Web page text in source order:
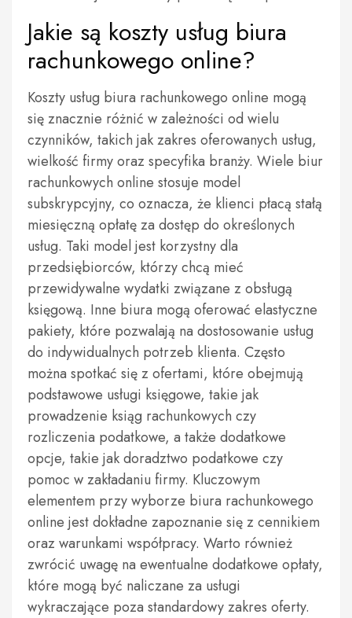
Jakie są koszty usług biura
rachunkowego online?
Koszty usług biura rachunkowego online mogą
się znacznie różnić w zależności od wielu
czynników, takich jak zakres oferowanych usług,
wielkość firmy oraz specyfika branży. Wiele biur
rachunkowych online stosuje model
subskrypcyjny, co oznacza, że klienci płacą stałą
miesięczną opłatę za dostęp do określonych
usług. Taki model jest korzystny dla
przedsiębiorców, którzy chcą mieć
przewidywalne wydatki związane z obsługą
księgową. Inne biura mogą oferować elastyczne
pakiety, które pozwalają na dostosowanie usług
do indywidualnych potrzeb klienta. Często
można spotkać się z ofertami, które obejmują
podstawowe usługi księgowe, takie jak
prowadzenie ksiąg rachunkowych czy
rozliczenia podatkowe, a także dodatkowe
opcje, takie jak doradztwo podatkowe czy
pomoc w zakładaniu firmy. Kluczowym
elementem przy wyborze biura rachunkowego
online jest dokładne zapoznanie się z cennikiem
oraz warunkami współpracy. Warto również
zwrócić uwagę na ewentualne dodatkowe opłaty,
które mogą być naliczane za usługi
wykraczające poza standardowy zakres oferty.